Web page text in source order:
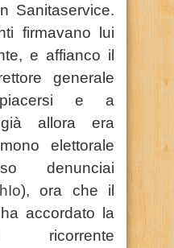
Sanitaservice.
firmavano lui
e affianco il
generale
e a
allora era
elettorale
denunciai
), ora che il
accordato la
ricorrente